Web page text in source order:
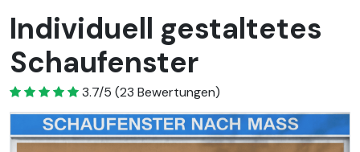
Individuell gestaltetes
Schaufenster
3.7
3.7/5 (23 Bewertungen)